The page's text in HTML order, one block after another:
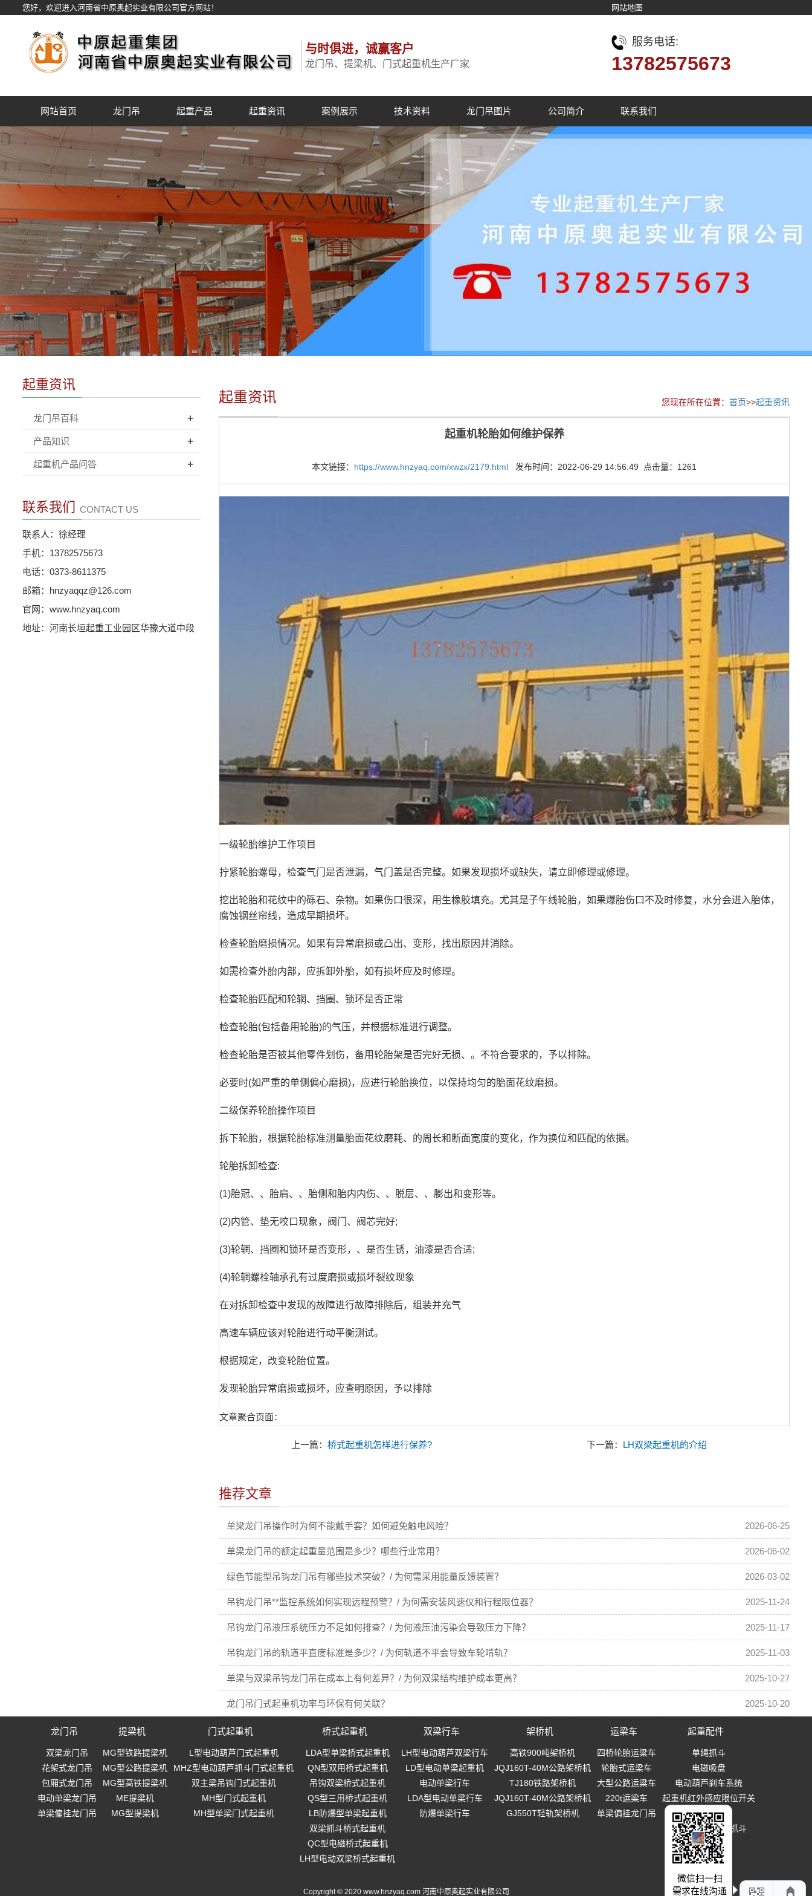
您好，欢迎进入河南省中原奥起实业有限公司官方网站！ 网站地图
与时俱进，诚赢客户
龙门吊、提梁机、门式起重机生产厂家
服务电话:
13782575673
网站首页 龙门吊 起重产品 起重资讯 案例展示 技术资料 龙门吊图片 公司简介 联系我们
起重资讯 您现在所在位置： 首页>>起重资讯
起重机轮胎如何维护保养
本文链接： https://www.hnzyaq.com/xwzx/2179.html 发布时间：2022-06-29 14:56:49 点击量：1261
一级轮胎维护工作项目
拧紧轮胎螺母，检查气门是否泄漏，气门盖是否完整。如果发现损坏或缺失，请立即修理或修理。
挖出轮胎和花纹中的砾石、杂物。如果伤口很深，用生橡胶填充。尤其是子午线轮胎，如果爆胎伤口不及时修复，水分会进入胎体，
腐蚀钢丝帘线，造成早期损坏。
检查轮胎磨损情况。如果有异常磨损或凸出、变形，找出原因并消除。
如需检查外胎内部，应拆卸外胎，如有损坏应及时修理。
检查轮胎匹配和轮辋、挡圈、锁环是否正常
检查轮胎(包括备用轮胎)的气压，并根据标准进行调整。
检查轮胎是否被其他零件划伤，备用轮胎架是否完好无损、。不符合要求的，予以排除。
必要时(如严重的单侧偏心磨损)，应进行轮胎换位，以保持均匀的胎面花纹磨损。
二级保养轮胎操作项目
拆下轮胎，根据轮胎标准测量胎面花纹磨耗、的周长和断面宽度的变化，作为换位和匹配的依据。
轮胎拆卸检查:
(1)胎冠、、胎肩、、胎侧和胎内内伤、、脱层、、膨出和变形等。
(2)内管、垫无咬口现象，阀门、阀芯完好;
(3)轮辋、挡圈和锁环是否变形，、是否生锈，油漆是否合适;
(4)轮辋螺栓轴承孔有过度磨损或损坏裂纹现象
在对拆卸检查中发现的故障进行故障排除后，组装并充气
高速车辆应该对轮胎进行动平衡测试。
根据规定，改变轮胎位置。
发现轮胎异常磨损或损坏，应查明原因，予以排除
文章聚合页面：
上一篇： 桥式起重机怎样进行保养? 下一篇： LH双梁起重机的介绍
推荐文章
单梁龙门吊操作时为何不能戴手套？如何避免触电风险？ 2026-06-25
单梁龙门吊的额定起重量范围是多少？哪些行业常用？ 2026-06-02
绿色节能型吊钩龙门吊有哪些技术突破？/ 为何需采用能量反馈装置？ 2026-03-02
吊钩龙门吊**监控系统如何实现远程预警？/ 为何需安装风速仪和行程限位器？ 2025-11-24
吊钩龙门吊液压系统压力不足如何排查？/ 为何液压油污染会导致压力下降？ 2025-11-17
吊钩龙门吊的轨道平直度标准是多少？/ 为何轨道不平会导致车轮啃轨？ 2025-11-03
单梁与双梁吊钩龙门吊在成本上有何差异？/ 为何双梁结构维护成本更高？ 2025-10-27
龙门吊门式起重机功率与环保有何关联？ 2025-10-20
起重资讯
龙门吊百科 +
产品知识 +
起重机产品问答 +
联系我们 CONTACT US
联系人：徐经理
手机：13782575673
电话：0373-8611375
邮箱：hnzyaqqz@126.com
官网：www.hnzyaq.com
地址：河南长垣起重工业园区华豫大道中段
龙门吊
双梁龙门吊
花架式龙门吊
包厢式龙门吊
电动单梁龙门吊
单梁偏挂龙门吊
提梁机
MG型铁路提梁机
MG型公路提梁机
MG型高铁提梁机
ME提梁机
MG型提梁机
门式起重机
L型电动葫芦门式起重机
MHZ型电动葫芦抓斗门式起重机
双主梁吊钩门式起重机
MH型门式起重机
MH型单梁门式起重机
桥式起重机
LDA型单梁桥式起重机
QN型双用桥式起重机
吊钩双梁桥式起重机
QS型三用桥式起重机
LB防爆型单梁起重机
双梁抓斗桥式起重机
QC型电磁桥式起重机
LH型电动双梁桥式起重机
双梁行车
LH型电动葫芦双梁行车
LD型电动单梁起重机
电动单梁行车
LDA型电动单梁行车
防爆单梁行车
架桥机
高铁900吨架桥机
JQJ160T-40M公路架桥机
TJ180铁路架桥机
JQJ160T-40M公路架桥机
GJ550T轻轨架桥机
运梁车
四桥轮胎运粱车
轮胎式运梁车
大型公路运粱车
220t运粱车
单梁偏挂龙门吊
起重配件
单绳抓斗
电磁吸盘
电动葫芦刹车系统
起重机红外感应限位开关
起重吊钩
多瓣式机械设备抓斗
微信扫一扫
需求在线沟通
Copyright © 2020 www.hnzyaq.com 河南中原奥起实业有限公司